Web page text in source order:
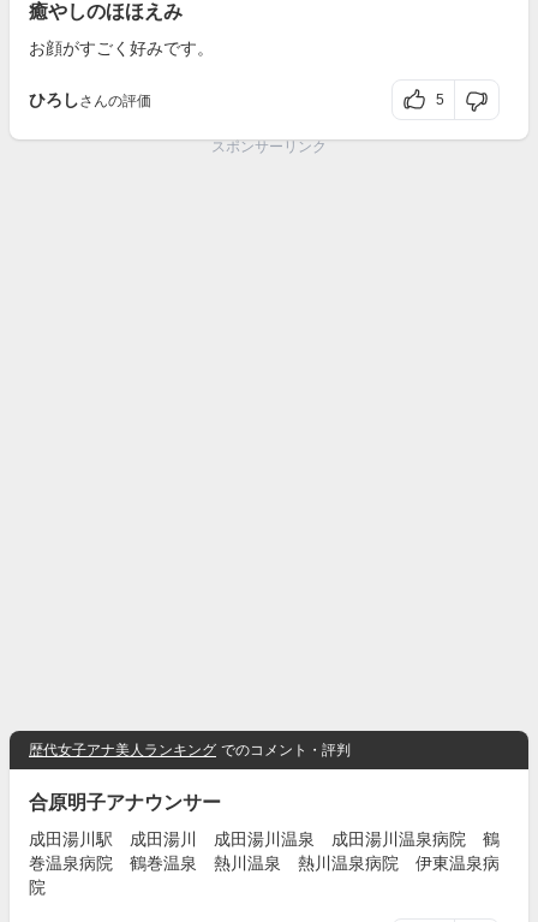
癒やしのほほえみ
お顔がすごく好みです。
ひろしさんの評価 5
スポンサーリンク
歴代女子アナ美人ランキング でのコメント・評判
合原明子アナウンサー
成田湯川駅 成田湯川 成田湯川温泉 成田湯川温泉病院 鶴
巻温泉病院 鶴巻温泉 熱川温泉 熱川温泉病院 伊東温泉病
院